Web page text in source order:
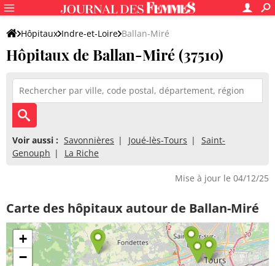
Hôpitaux Indre-et-Loire Ballan-Miré
Hôpitaux de Ballan-Miré (37510)
Voir aussi : Savonnières Joué-lès-Tours
Saint-
Genouph
La Riche
Mise à jour le 04/12/25
Carte des hôpitaux autour de Ballan-Miré
+
−